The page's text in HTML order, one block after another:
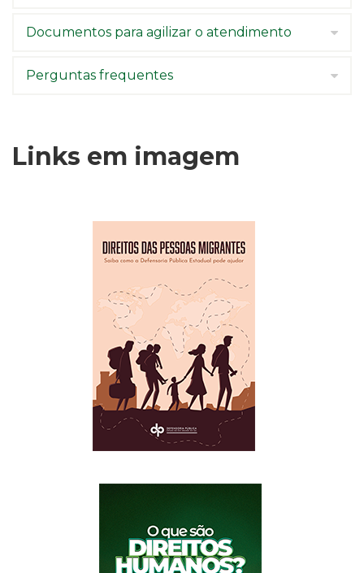
Documentos para agilizar o atendimento
Perguntas frequentes
Links em imagem